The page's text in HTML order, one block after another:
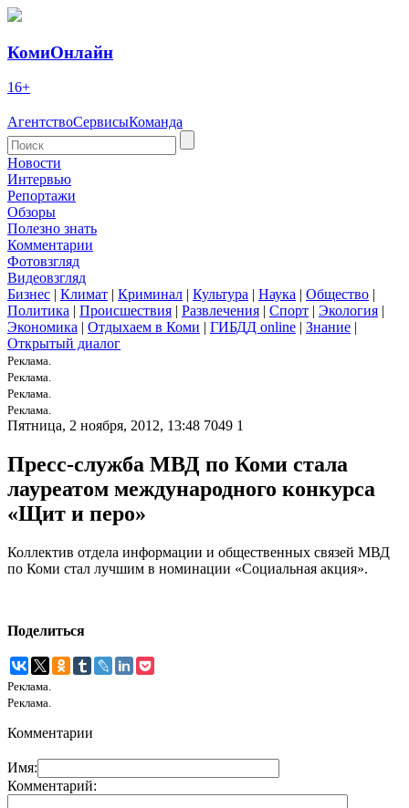
КомиОнлайн
16+
АгентствоСервисыКоманда
Новости
Интервью
Репортажи
Обзоры
Полезно знать
Комментарии
Фотовзгляд
Видеовзгляд
Бизнес | Климат | Криминал | Культура | Наука | Общество |
Политика | Происшествия | Развлечения | Спорт | Экология |
Экономика | Отдыхаем в Коми | ГИБДД online | Знание |
Открытый диалог
Реклама.
Реклама.
Реклама.
Реклама.
Пятница, 2 ноября, 2012, 13:48 7049 1
Пресс-служба МВД по Коми стала
лауреатом международного конкурса
«Щит и перо»
Коллектив отдела информации и общественных связей МВД
по Коми стал лучшим в номинации «Социальная акция».
Поделиться
Реклама.
Реклама.
Комментарии
Имя:
Комментарий: